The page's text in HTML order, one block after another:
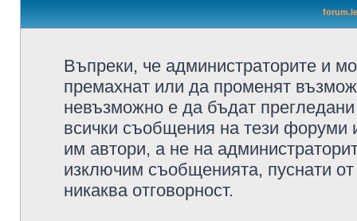
Въпреки, че администраторите и
премахнат или да променят
невъзможно е да бъдат
всички съобщения на тези форуми
им автори, а не на
изключим съобщенията, пуснати
никаква отговорност.